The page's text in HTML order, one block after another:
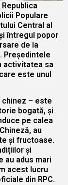
Populare
Central al
întregul popor
de la
Președintele
activitatea sa
este unul
chinez – este
bogată, și
pe calea
au
și fructoase.
și
au adus mari
acest lucru
din RPC.